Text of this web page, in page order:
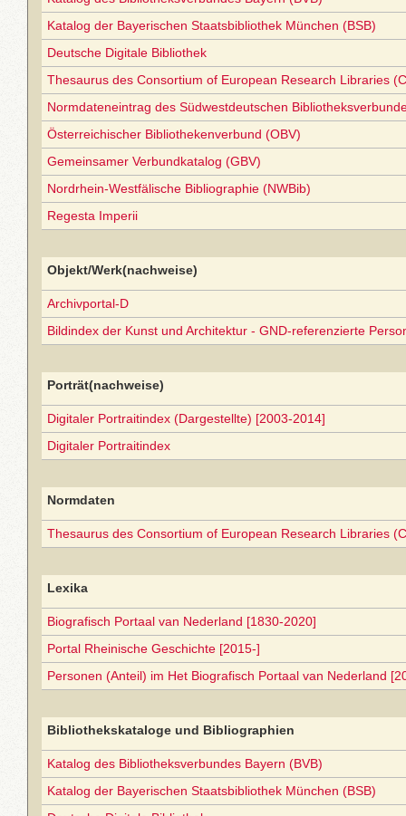
Katalog der Bayerischen Staatsbibliothek München (BSB)
Deutsche Digitale Bibliothek
Thesaurus des Consortium of European Research Libraries
Normdateneintrag des Südwestdeutschen
Österreichischer Bibliothekenverbund (OBV)
Gemeinsamer Verbundkatalog (GBV)
Nordrhein-Westfälische Bibliographie (NWBib)
Regesta Imperii
Objekt/Werk(nachweise)
Archivportal-D
Bildindex der Kunst und Architektur - GND-referenzierte
Porträt(nachweise)
Digitaler Portraitindex (Dargestellte) [2003-2014]
Digitaler Portraitindex
Normdaten
Thesaurus des Consortium of European Research Libraries
Lexika
Biografisch Portaal van Nederland [1830-2020]
Portal Rheinische Geschichte [2015-]
Personen (Anteil) im Het Biografisch Portaal van Nederland
Bibliothekskataloge und Bibliographien
Katalog des Bibliotheksverbundes Bayern (BVB)
Katalog der Bayerischen Staatsbibliothek München (BSB)